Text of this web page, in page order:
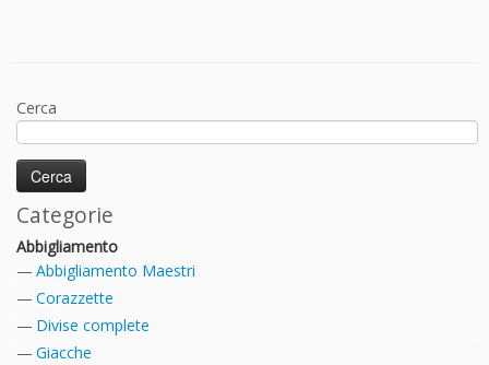
Cerca
Categorie
Abbigliamento
Abbigliamento Maestri
Corazzette
Divise complete
Giacche